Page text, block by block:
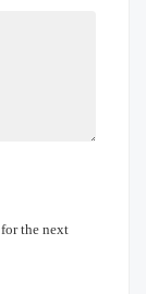
the next